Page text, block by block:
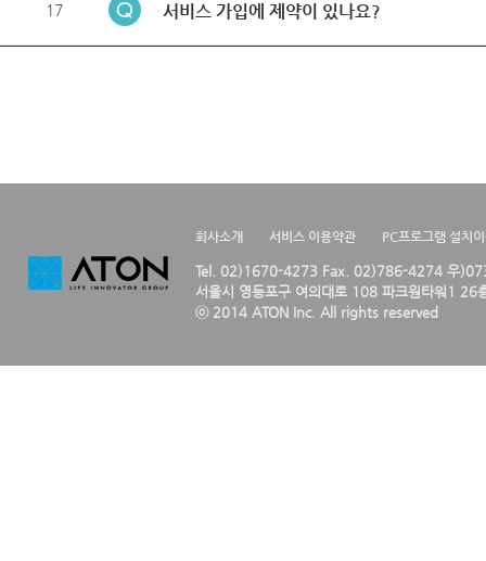
17 서비스 가입에 제약이 있나요?
회사소개 서비스 이용약관 PC프로그램 설치
Tel. 02)1670-4273 Fax. 02)786-4274 우
서울시 영등포구 여의대로 108 파크원타워1 26
ⓒ 2014 ATON Inc. All rights reserved